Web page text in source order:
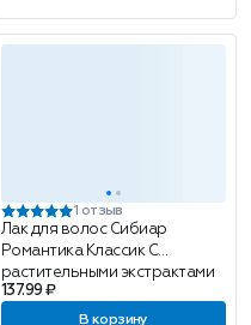
1 отзыв
Лак для волос Сибиар
Романтика Классик С
растительными экстрактами
Очень сильная фиксация,
137.99 ₽
В корзину